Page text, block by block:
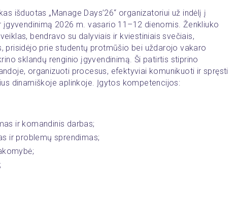
išduotas „Manage Days’26“ organizatoriui už indėlį į
įgyvendinimą 2026 m. vasario 11–12 dienomis. Ženkliuko
bendravo su dalyviais ir kviestiniais svečiais,
prisidėjo prie studentų protmūšio bei uždarojo vakaro
sklandų renginio įgyvendinimą. Ši patirtis stiprino
organizuoti procesus, efektyviai komunikuoti ir spręsti
dinamiškoje aplinkoje. Įgytos kompetencijos:
ir komandinis darbas;
ir problemų sprendimas;